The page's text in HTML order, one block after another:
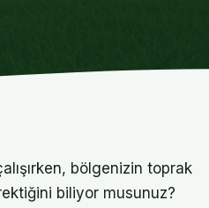
bölgenizin toprak
biliyor musunuz?